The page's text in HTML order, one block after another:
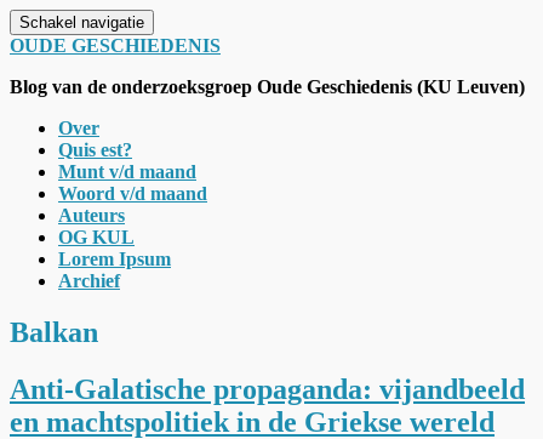
Schakel navigatie
OUDE GESCHIEDENIS
Blog van de onderzoeksgroep Oude Geschiedenis (KU Leuven)
Over
Quis est?
Munt v/d maand
Woord v/d maand
Auteurs
OG KUL
Lorem Ipsum
Archief
Balkan
Anti-Galatische propaganda: vijandbeeld
en machtspolitiek in de Griekse wereld